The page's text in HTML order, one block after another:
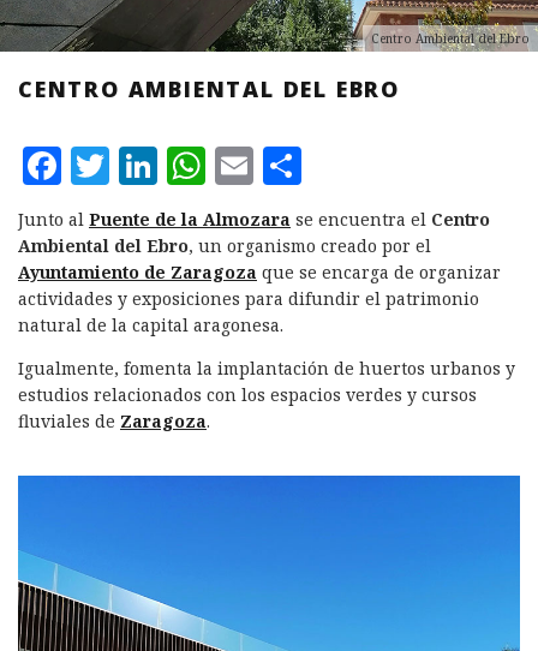
Centro Ambiental del Ebro
CENTRO AMBIENTAL DEL EBRO
F
a
c
e
b
o
o
k
T
w
it
te
r
L
i
n
k
e
d
I
n
W
h
at
s
A
p
p
E
m
ai
l
o
m
p
a
rt
ir
Junto al Puente de la Almozara se encuentra el Centro
Ambiental del Ebro, un organismo creado por el
Ayuntamiento de Zaragoza que se encarga de organizar
actividades y exposiciones para difundir el patrimonio
natural de la capital aragonesa.
Igualmente, fomenta la implantación de huertos urbanos y
estudios relacionados con los espacios verdes y cursos
fluviales de Zaragoza.